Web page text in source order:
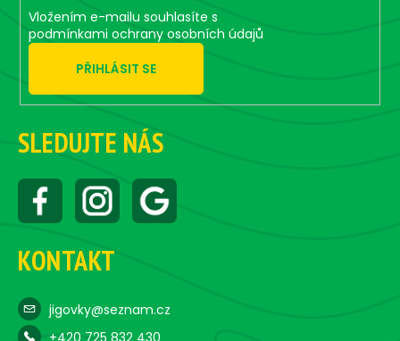
Vložením e-mailu souhlasíte s
podmínkami ochrany osobních údajů
PŘIHLÁSIT SE
SLEDUJTE NÁS
KONTAKT
jigovky@seznam.cz